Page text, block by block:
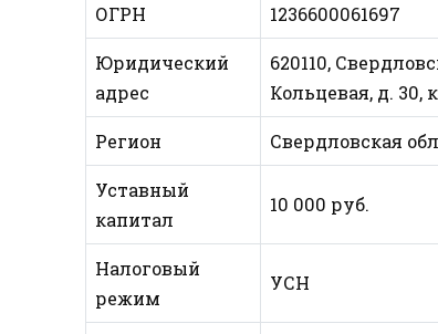
ОГРН 1236600061697
Юридический
адрес
620110,
Кольцевая, д. 30,
Регион Свердловская
Уставный
капитал
10 000 руб.
Налоговый
режим
УСН